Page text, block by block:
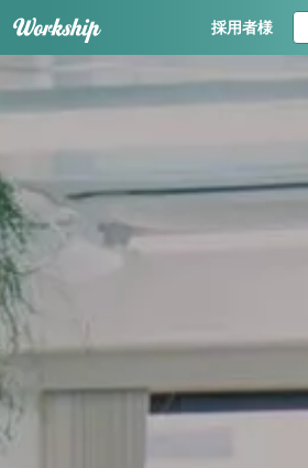
採用者様